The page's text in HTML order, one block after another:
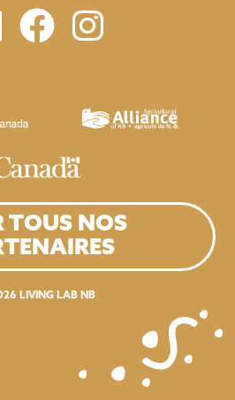
TOUS NOS
LIVING LAB NB